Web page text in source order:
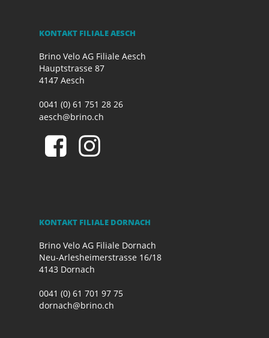
KONTAKT FILIALE AESCH
Brino Velo AG Filiale Aesch
Hauptstrasse 87
4147 Aesch
0041 (0) 61 751 28 26
aesch@brino.ch
KONTAKT FILIALE DORNACH
Brino Velo AG Filiale Dornach
Neu-Arlesheimerstrasse 16/18
4143 Dornach
0041 (0) 61 701 97 75
dornach@brino.ch